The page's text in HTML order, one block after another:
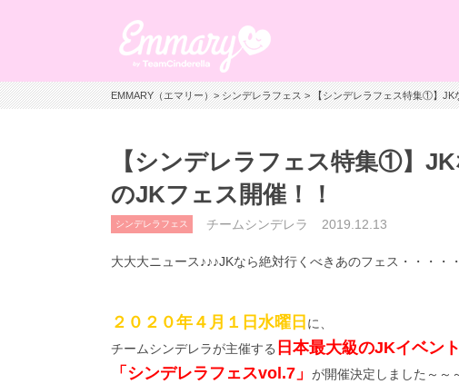
EMMARY（エマリー）>シンデレラフェス> 【シンデレラフェス特集①】JK
【シンデレラフェス特集①】
のJKフェス開催！！
シンデレラフェス チームシンデレラ 2019.12.13
大大大ニュース♪♪♪JKなら絶対行くべきあのフェス・・・・
２０２０年４月１日水曜日 に、
チームシンデレラが主催する 日本最大級のJKイベント
「シンデレラフェスvol.7」
が開催決定しました～